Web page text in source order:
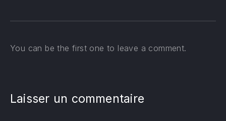
You can be the first one to leave a comment.
Laisser un commentaire